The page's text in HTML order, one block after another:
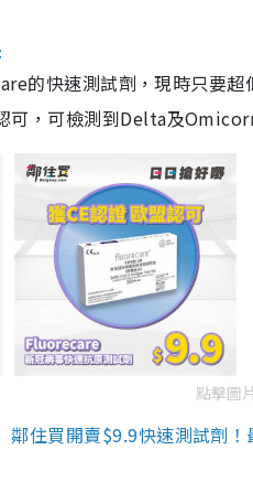
的快速測試劑，現時只要
可，可檢測到Delta及
點擊圖
鄰住買開賣$9.9快速測試劑